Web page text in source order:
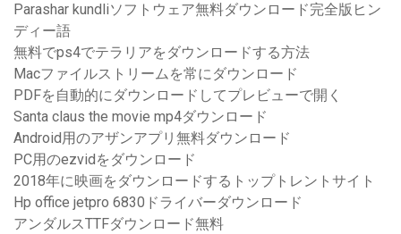
Parashar kundliソフトウェア無料ダウンロード完全版ヒン
ディー語
無料でps4でテラリアをダウンロードする方法
Macファイルストリームを常にダウンロード
PDFを自動的にダウンロードしてプレビューで開く
Santa claus the movie mp4ダウンロード
Android用のアザンアプリ無料ダウンロード
PC用のezvidをダウンロード
2018年に映画をダウンロードするトップトレントサイト
Hp office jetpro 6830ドライバーダウンロード
アンダルスTTFダウンロード無料